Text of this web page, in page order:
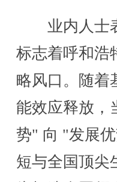
业内人士表
标志着呼和浩
略风口。随着
能效应释放，
势" 向 "发展
短与全国顶尖